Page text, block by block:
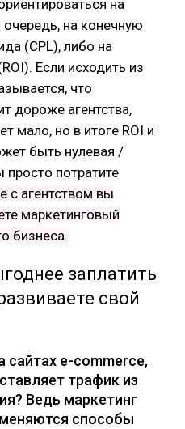
на
на конечную
(CPL), либо на
Если исходить из
что
дороже агентства,
мало, но в итоге ROI и
быть нулевая /
просто потратите
с агентством вы
маркетинговый
бизнеса.
заплатить
свой
e-commerce,
трафик из
Ведь маркетинг
способы